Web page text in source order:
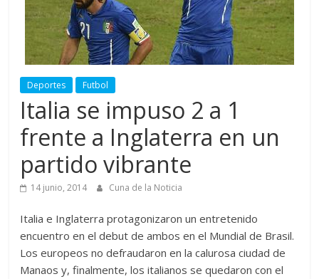
Deportes Futbol
Italia se impuso 2 a 1
frente a Inglaterra en un
partido vibrante
14 junio, 2014 Cuna de la Noticia
Italia e Inglaterra protagonizaron un entretenido
encuentro en el debut de ambos en el Mundial de Brasil.
Los europeos no defraudaron en la calurosa ciudad de
Manaos y, finalmente, los italianos se quedaron con el